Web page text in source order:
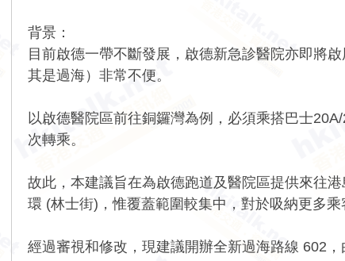
背景：
目前啟德一帶不斷發展，啟德新急診醫院亦即將
其是過海）非常不便。
以啟德醫院區前往銅鑼灣為例，必須乘搭巴士
次轉乘。
故此，本建議旨在為啟德跑道及醫院區提供來往
環 (林士街)，惟覆蓋範圍較集中，對於吸納更多乘
經過審視和修改，現建議開辦全新過海路線 602